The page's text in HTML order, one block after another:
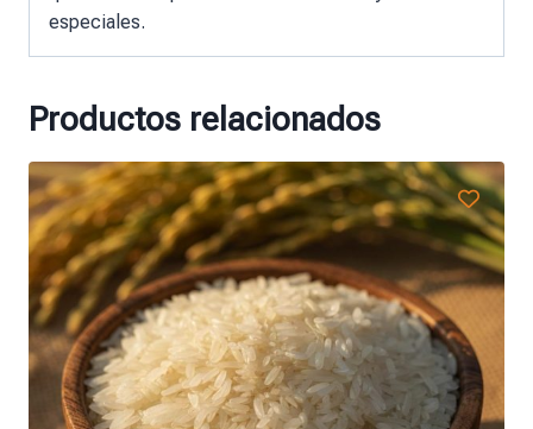
especiales.
Productos relacionados